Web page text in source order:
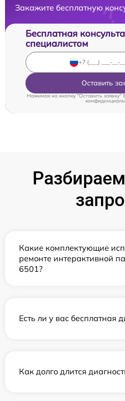
Закажите бесплатную
Бесплатная
специалистом
Оставить
Нажимая на кнопку "Оставить заявку"
Какие комплектующие
ремонте интерактивной
6501?
Есть ли у вас бесплатная
Как долго длится